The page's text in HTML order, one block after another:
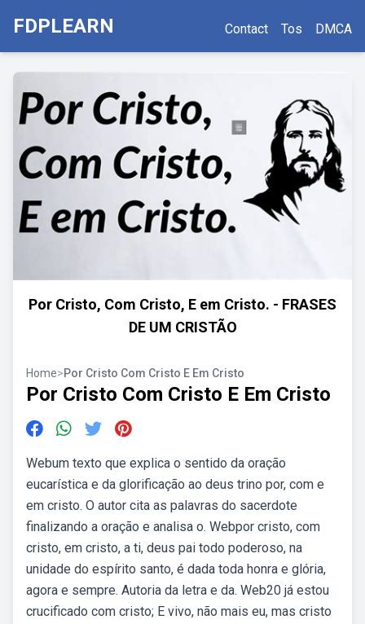
FDPLEARN Contact Tos DMCA
Por Cristo, Com Cristo, E em Cristo. - FRASES
DE UM CRISTÃO
Home>Por Cristo Com Cristo E Em Cristo
Por Cristo Com Cristo E Em Cristo
Webum texto que explica o sentido da oração
eucarística e da glorificação ao deus trino por, com e
em cristo. O autor cita as palavras do sacerdote
finalizando a oração e analisa o. Webpor cristo, com
cristo, em cristo, a ti, deus pai todo poderoso, na
unidade do espírito santo, é dada toda honra e glória,
agora e sempre. Autoria da letra e da. Web20 já estou
crucificado com cristo; E vivo, não mais eu, mas cristo